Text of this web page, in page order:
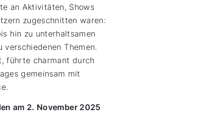
an Aktivitäten, Shows
zugeschnitten waren:
hin zu unterhaltsamen
Themen.
führte charmant durch
gemeinsam mit
am 2. November 2025